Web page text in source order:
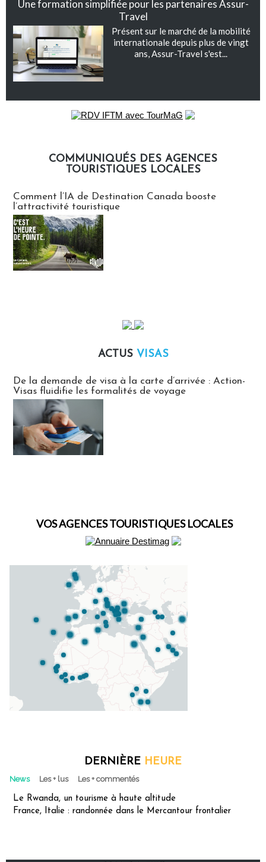
Une formation simplifiée pour les partenaires Assur-
Travel
Présent sur le marché de la mobilité
internationale depuis plus de vingt
ans, Assur-Travel s'est...
COMMUNIQUÉS DES AGENCES
TOURISTIQUES LOCALES
Comment l’IA de Destination Canada booste
l’attractivité touristique
ACTUS VISAS
De la demande de visa à la carte d’arrivée : Action-
Visas fluidifie les formalités de voyage
VOS AGENCES TOURISTIQUES LOCALES
DERNIÈRE HEURE
News Les + lus Les + commentés
Le Rwanda, un tourisme à haute altitude
France, Italie : randonnée dans le Mercantour frontalier